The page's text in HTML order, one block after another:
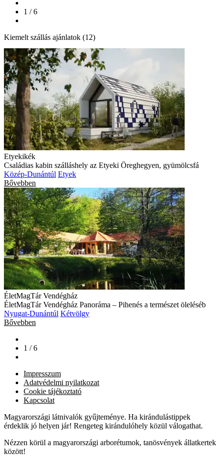
1 / 6
Kiemelt szállás ajánlatok (12)
Etyekikék
Családias kabin szálláshely az Etyeki Öreghegyen, gyümölcsfá
Közép-Dunántúl Etyek
Bővebben
ÉletMagTár Vendégház
ÉletMagTár Vendégház Panoráma – Pihenés a természet öleléséb
Nyugat-Dunántúl Kétvölgy
Bővebben
1 / 6
Impresszum
Adatvédelmi nyilatkozat
Cookie tájékoztató
Kapcsolat
Magyarországi látnivalók gyűjteménye. Ha kirándulástippek
érdeklik jó helyen jár! Rengeteg kirándulóhely közül válogathat.
Nézzen körül a magyarországi arborétumok, tanösvények állatkertek
között!